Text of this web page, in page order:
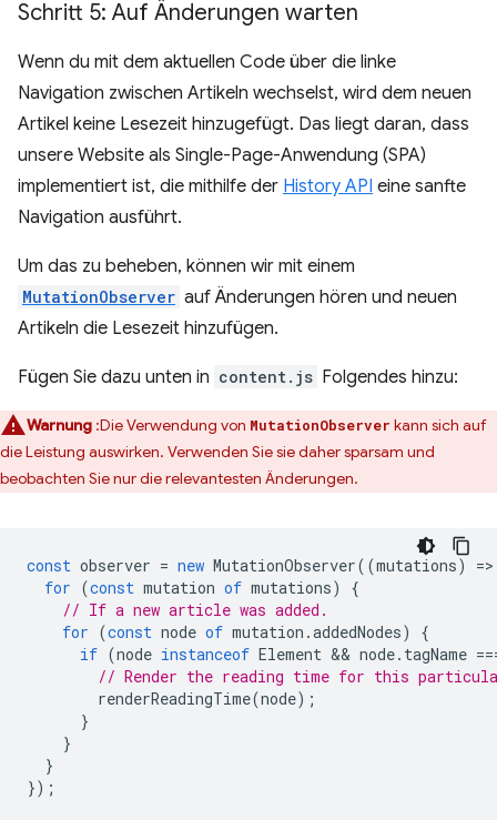
Schritt 5: Auf Änderungen warten
Wenn du mit dem aktuellen Code über die linke
Navigation zwischen Artikeln wechselst, wird dem neuen
Artikel keine Lesezeit hinzugefügt. Das liegt daran, dass
unsere Website als Single-Page-Anwendung (SPA)
implementiert ist, die mithilfe der History API eine sanfte
Navigation ausführt.
Um das zu beheben, können wir mit einem
MutationObserver auf Änderungen hören und neuen
Artikeln die Lesezeit hinzufügen.
Fügen Sie dazu unten in content.js Folgendes hinzu:
Warnung :Die Verwendung von MutationObserver kann sich auf
die Leistung auswirken. Verwenden Sie sie daher sparsam und
beobachten Sie nur die relevantesten Änderungen.
const observer = new MutationObserver((mutations) =>
for (const mutation of mutations)
{
// If a new article was added.
for (const node of mutation .addedNodes)
{
if (node instanceof Element && node. tagName
// Render the reading time for this
renderReadingTime(node);
}
}
}
});